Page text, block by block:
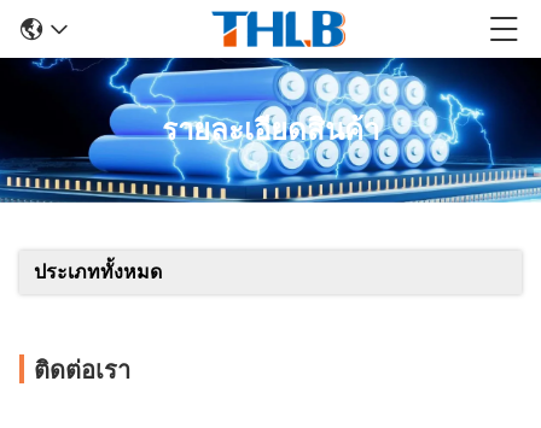
รายละเอียดสินค้า
ประเภททั้งหมด
ติดต่อเรา